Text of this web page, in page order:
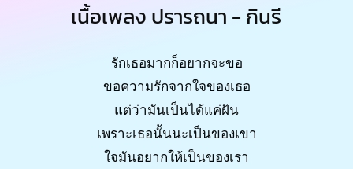
เนื้อเพลง ปรารถนา - กินรี
รักเธอมากก็อยากจะขอ
ขอความรักจากใจของเธอ
แต่ว่ามันเป็นได้แค่ฝัน
เพราะเธอนั้นนะเป็นของเขา
ใจมันอยากให้เป็นของเรา